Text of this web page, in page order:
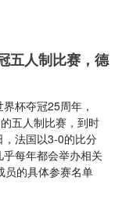
五人制比赛，德
杯夺冠25周年，
五人制比赛，到时
法国以3-0的比分
每年都会举办相关
员的具体参赛名单